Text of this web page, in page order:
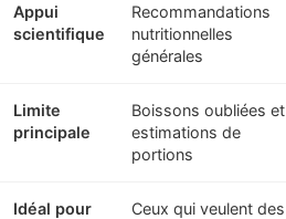
Appui
scientifique
Recommandations
nutritionnelles
générales
Limite
principale
Boissons oubliées et
estimations de
portions
Idéal pour
Ceux qui veulent des